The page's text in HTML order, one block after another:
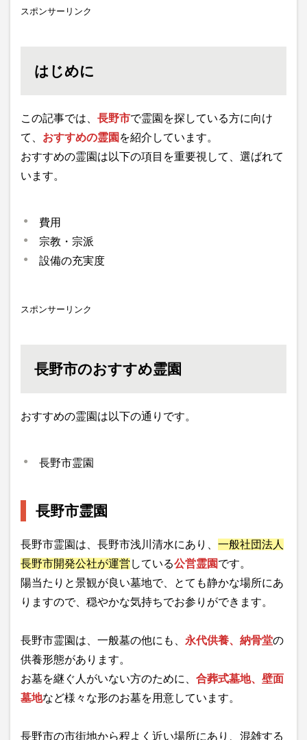
スポンサーリンク
はじめに
この記事では、 長野市で霊園を探している方に向け
て、 おすすめの霊園 を紹介しています。
おすすめの霊園は以下の項目を重要視して、選ばれて
います。
費用
宗教・宗派
設備の充実度
スポンサーリンク
長野市のおすすめ霊園
おすすめの霊園は以下の通りです。
長野市霊園
長野市霊園
長野市霊園は、長野市浅川清水にあり、 一般社団法人
長野市開発公社が運営 している公営霊園です。
陽当たりと景観が良い墓地で、とても静かな場所にあ
りますので、穏やかな気持ちでお参りができます。
長野市霊園は、一般墓の他にも、 永代供養、納骨堂の
供養形態があります。
お墓を継ぐ人がいない方のために、 合葬式墓地、壁面
墓地など様々な形のお墓を用意しています。
長野市の市街地から程よく近い場所にあり、混雑する